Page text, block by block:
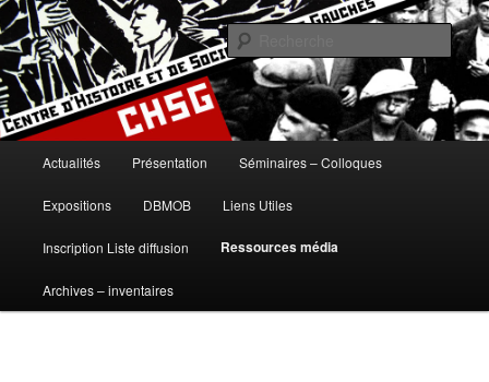
Aller
au
contenu
principalCentre d'Histoire et de Sociologie
des Gauches
histoire, gauches, gauche, communisme, syndicalisme, ouvrier, socialisme,
trotskysme, anarchisme, mouvement, emancipation, ULB
principal
Actualités Présentation Séminaires – Colloques
Expositions DBMOB Liens Utiles
Inscription Liste diffusion Ressources média
Archives – inventaires